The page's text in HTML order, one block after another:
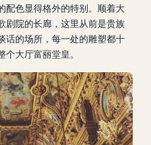
配色显得格外的特别。顺着大
剧院的长廊，这里从前是贵族
话的场所，每一处的雕塑都十
大厅富丽堂皇。